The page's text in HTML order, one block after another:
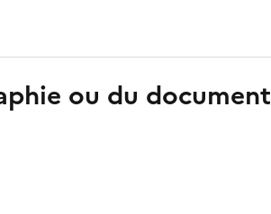
ou du document